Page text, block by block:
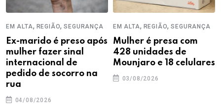
EM ALTA, REGIÃO,SEGURANÇA
Ex-marido é preso após
mulher fazer sinal
internacional de
pedido de socorro na
rua
04/08/2026
EM ALTA, REGIÃO,SEGURANÇA
Mulher é presa com
428 unidades de
Mounjaro e 18 celulares
03/08/2026